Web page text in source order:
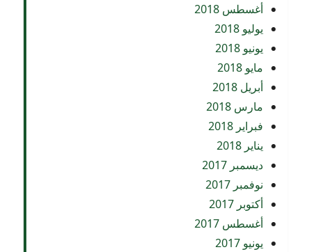
أغسطس 2018
يوليو 2018
يونيو 2018
مايو 2018
أبريل 2018
مارس 2018
فبراير 2018
يناير 2018
ديسمبر 2017
نوفمبر 2017
أكتوبر 2017
أغسطس 2017
يونيو 2017